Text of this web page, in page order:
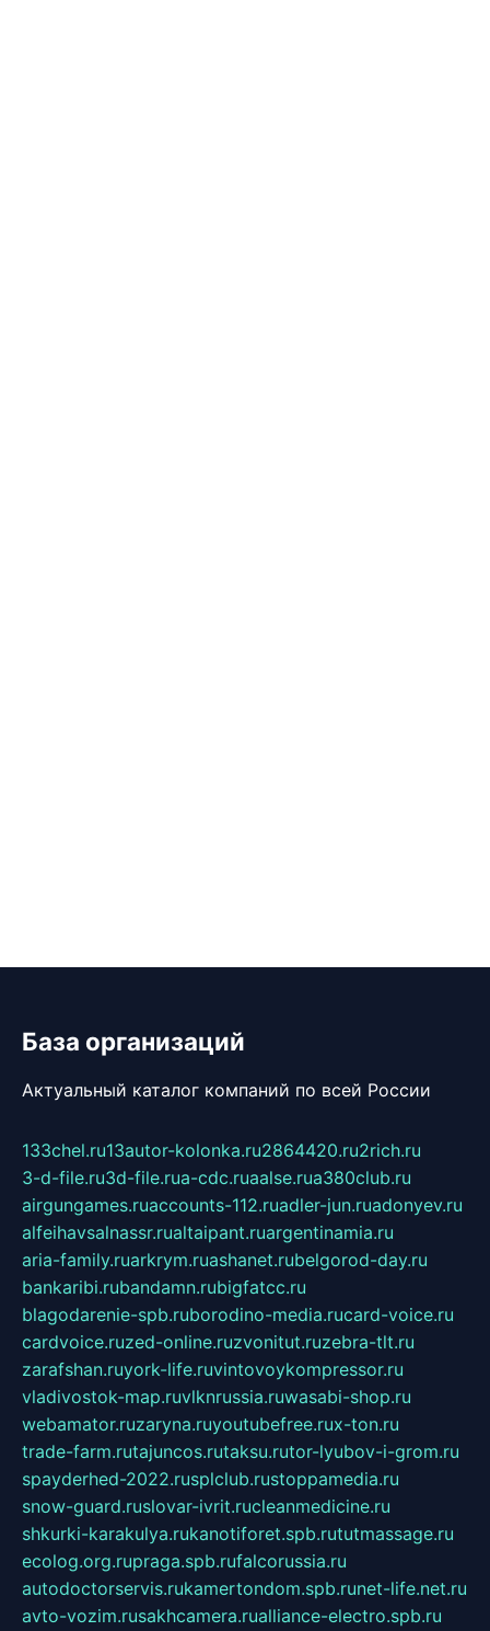
База организаций
Актуальный каталог компаний по всей России
133chel.ru13autor-kolonka.ru2864420.ru2rich.ru
3-d-file.ru3d-file.rua-cdc.ruaalse.rua380club.ru
airgungames.ruaccounts-112.ruadler-jun.ruadonyev.ru
alfeihavsalnassr.rualtaipant.ruargentinamia.ru
aria-family.ruarkrym.ruashanet.rubelgorod-day.ru
bankaribi.rubandamn.rubigfatcc.ru
blagodarenie-spb.ruborodino-media.rucard-voice.ru
cardvoice.ruzed-online.ruzvonitut.ruzebra-tlt.ru
zarafshan.ruyork-life.ruvintovoykompressor.ru
vladivostok-map.ruvlknrussia.ruwasabi-shop.ru
webamator.ruzaryna.ruyoutubefree.rux-ton.ru
trade-farm.rutajuncos.rutaksu.rutor-lyubov-i-grom.ru
spayderhed-2022.rusplclub.rustoppamedia.ru
snow-guard.ruslovar-ivrit.rucleanmedicine.ru
shkurki-karakulya.rukanotiforet.spb.rututmassage.ru
ecolog.org.rupraga.spb.rufalcorussia.ru
autodoctorservis.rukamertondom.spb.runet-life.net.ru
avto-vozim.rusakhcamera.rualliance-electro.spb.ru